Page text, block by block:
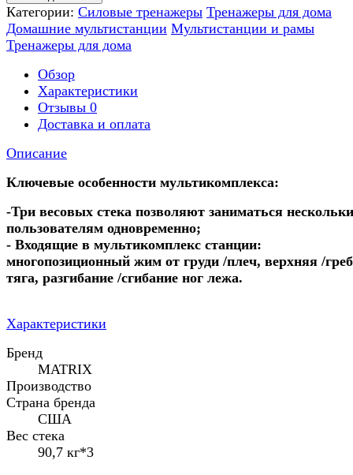
Категории: Силовые тренажеры Тренажеры для дома
Домашние мультистанции Мультистанции и рамы
Тренажеры для дома
Обзор
Характеристики
Отзывы 0
Доставка и оплата
Описание
Ключевые особенности мультикомплекса:
-Три весовых стека позволяют заниматься
пользователям одновременно;
- Входящие в мультикомплекс станции:
многопозиционный жим от груди /плеч, верхняя /
тяга, разгибание /сгибание ног лежа.
Характеристики
Бренд
MATRIX
Производство
Страна бренда
США
Вес стека
90,7 кг*3